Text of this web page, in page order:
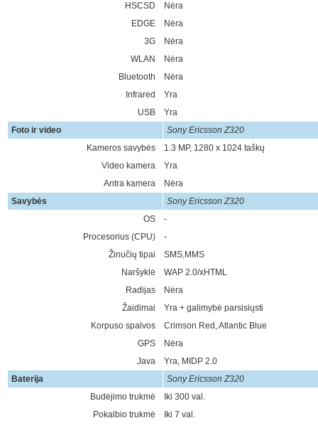
HSCSD
Nėra
EDGE
Nėra
3G
Nėra
WLAN
Nėra
Bluetooth
Nėra
Infrared
Yra
USB
Yra
Foto ir video
Sony Ericsson Z320
Kameros savybės
1.3 MP, 1280 x 1024 taškų
Video kamera
Yra
Antra kamera
Nėra
Savybės
Sony Ericsson Z320
OS
-
Procesorius (CPU)
-
Žinučių tipai
SMS,MMS
Naršyklė
WAP 2.0/xHTML
Radijas
Nėra
Žaidimai
Yra + galimybė parsisiųsti
Korpuso spalvos
Crimson Red, Atlantic Blue
GPS
Nėra
Java
Yra, MIDP 2.0
Baterija
Sony Ericsson Z320
Budėjimo trukmė
Iki 300 val.
Pokalbio trukmė
Iki 7 val.